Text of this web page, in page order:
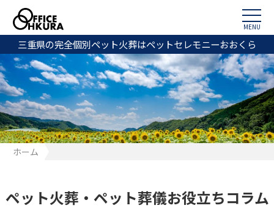
三重県の完全個別ペット火葬はペットセレモニーおおくら
MENU
ホーム
ペット火葬・ペット葬儀お役立ちコラム